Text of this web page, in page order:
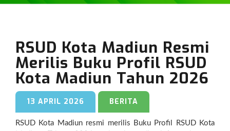
RSUD Kota Madiun Resmi
Merilis Buku Profil RSUD
Kota Madiun Tahun 2026
13 APRIL 2026 BERITA
RSUD Kota Madiun resmi merilis Buku Profil RSUD Kota